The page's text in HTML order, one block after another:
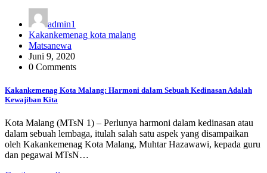
admin1
Kakankemenag kota malang
Matsanewa
Juni 9, 2020
0 Comments
Kakankemenag Kota Malang: Harmoni dalam Sebuah Kedinasan Adalah
Kewajiban Kita
Kota Malang (MTsN 1) – Perlunya harmoni dalam kedinasan atau
dalam sebuah lembaga, itulah salah satu aspek yang disampaikan
oleh Kakankemenag Kota Malang, Muhtar Hazawawi, kepada guru
dan pegawai MTsN…